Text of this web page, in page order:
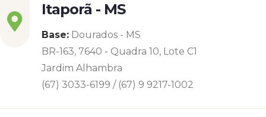
Itaporã - MS
Base: Dourados - MS
BR-163, 7640 - Quadra 10, Lote C1
Jardim Alhambra
(67) 3033-6199 / (67) 9 9217-1002